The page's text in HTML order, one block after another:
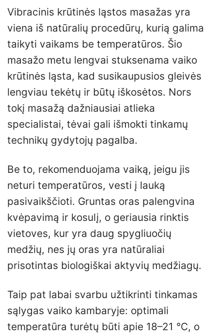
Vibracinis krūtinės ląstos masažas yra
viena iš natūralių procedūrų, kurią galima
taikyti vaikams be temperatūros. Šio
masažo metu lengvai stuksenama vaiko
krūtinės ląsta, kad susikaupusios gleivės
lengviau tekėtų ir būtų iškosėtos. Nors
tokį masažą dažniausiai atlieka
specialistai, tėvai gali išmokti tinkamų
technikų gydytojų pagalba.
Be to, rekomenduojama vaiką, jeigu jis
neturi temperatūros, vesti į lauką
pasivaikščioti. Gruntas oras palengvina
kvėpavimą ir kosulį, o geriausia rinktis
vietoves, kur yra daug spygliuočių
medžių, nes jų oras yra natūraliai
prisotintas biologiškai aktyvių medžiagų.
Taip pat labai svarbu užtikrinti tinkamas
sąlygas vaiko kambaryje: optimali
temperatūra turėtų būti apie 18–21 °C, o